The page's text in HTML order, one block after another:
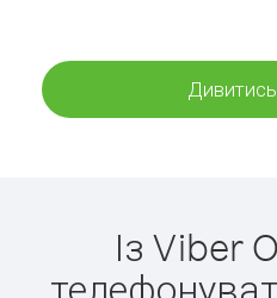
Із Viber